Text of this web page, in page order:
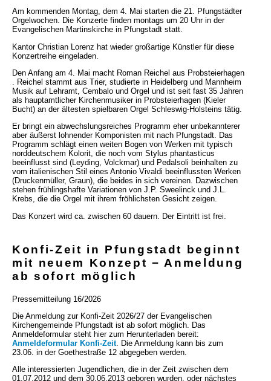
Am kommenden Montag, dem 4. Mai starten die 21. Pfungstädter
Orgelwochen. Die Konzerte finden montags um 20 Uhr in der
Evangelischen Martinskirche in Pfungstadt statt.
Kantor Christian Lorenz hat wieder großartige Künstler für diese
Konzertreihe eingeladen.
Den Anfang am 4. Mai macht Roman Reichel aus Probsteierhagen
. Reichel stammt aus Trier, studierte in Heidelberg und Mannheim
Musik auf Lehramt, Cembalo und Orgel und ist seit fast 35 Jahren
als hauptamtlicher Kirchenmusiker in Probsteierhagen (Kieler
Bucht) an der ältesten spielbaren Orgel Schleswig-Holsteins tätig.
Er bringt ein abwechslungsreiches Programm eher unbekannterer
aber äußerst lohnender Komponisten mit nach Pfungstadt. Das
Programm schlägt einen weiten Bogen von Werken mit typisch
norddeutschem Kolorit, die noch vom Stylus phantasticus
beeinflusst sind (Leyding, Volckmar) und Pedalsoli beinhalten zu
vom italienischen Stil eines Antonio Vivaldi beeinflussten Werken
(Druckenmüller, Graun), die beides in sich vereinen. Dazwischen
stehen frühlingshafte Variationen von J.P. Sweelinck und J.L.
Krebs, die die Orgel mit ihrem fröhlichsten Gesicht zeigen.
Das Konzert wird ca. zwischen 60 dauern. Der Eintritt ist frei.
Konfi-Zeit in Pfungstadt beginnt
mit neuem Konzept − Anmeldung
ab sofort möglich
Pressemitteilung 16/2026
Die Anmeldung zur Konfi-Zeit 2026/27 der Evangelischen
Kirchengemeinde Pfungstadt ist ab sofort möglich. Das
Anmeldeformular steht hier zum Herunterladen bereit:
Anmeldeformular Konfi-Zeit. Die Anmeldung kann bis zum
23.06. in der Goethestraße 12 abgegeben werden.
Alle interessierten Jugendlichen, die in der Zeit zwischen dem
01.07.2012 und dem 30.06.2013 geboren wurden, oder nächstes